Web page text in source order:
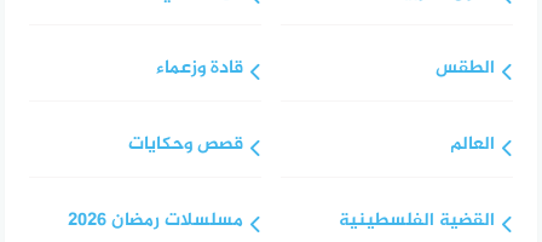
الطقس
العالم
القضية الفلسطينية
قادة وزعماء
قصص وحكايات
مسلسلات رمضان 2026